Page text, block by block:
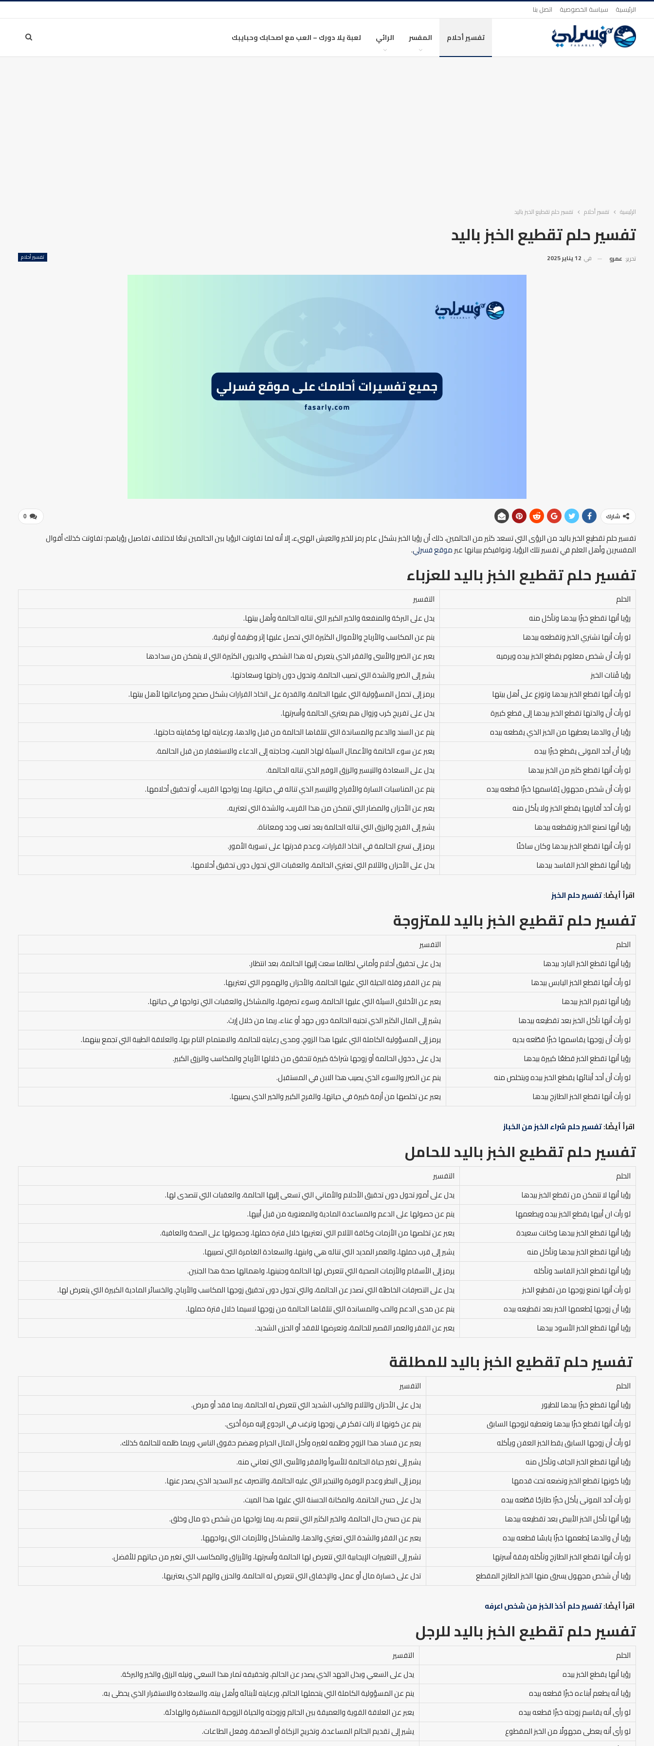
الرئيسية سياسة الخصوصية اتصل بنا
تفسير أحلام المفسر الرائي لعبة يلا دورك – العب مع اصحابك وحبايبك
الرئيسية تفسير أحلام تفسير حلم تقطيع الخبز باليد
تفسير حلم تقطيع الخبز باليد
تفسير أحلام تحرير: عمرو في 12 يناير 2025
0 شارك
تفسير حلم تقطيع الخبز باليد من الرؤى التي تسعد كثير من الحالمين، ذلك أن رؤيا الخبز بشكل عام رمز للخير والعيش الهنيء، إلا أنه لما تفاوتت الرؤيا بين الحالمين تبعًا لاختلاف تفاصيل رؤياهم؛ تفاوتت كذلك أقوال
المفسرين وأهل العلم في تفسير تلك الرؤيا، ونوافيكم ببيانها عبرموقع فسرلي.
تفسير حلم تقطيع الخبز باليدللعزباء
الحلم
التفسير
رؤيا أنها تقطع خبزًا بيدها وتأكل منه
يدل على البركة والمنفعة والخير الكبير التي تناله الحالمة وأهل بيتها.
لو رأت أنها تشتري الخبز وتقطعه بيدها
ينم عن المكاسب والأرباح والأموال الكثيرة التي تحصل عليها إثر وظيفة أو ترقية.
لو رأت أن شخص معلوم يقطع الخبز بيده ويرميه
يعبر عن الضرر والأسى والفقر الذي يتعرض له هذا الشخص، والديون الكثيرة التي لا يتمكن من سدادها
رؤيا فُتات الخبز
يشير إلى الضرر والشدة التي تصيب الحالمة، وتحول دون راحتها وسعادتها.
لو رأت أنها تقطع الخبز بيدها وتوزع على أهل بيتها
يرمز إلى تحمل المسؤولية التي عليها الحالمة، والقدرة على اتخاذ القرارات بشكل صحيح ومراعاتها لأهل بيتها.
لو رأت أن والدتها تقطع الخبز بيدها إلى قطع كبيرة
يدل على تفريج كرب وزوال هم يعتري الحالمة وأسرتها.
رؤيا أن والدها يعطيها من الخبز الذي يقطعه بيده
ينم عن السند والدعم والمساندة التي تتلقاها الحالمة من قبل والدها، ورعايته لها وكفايته حاجتها.
رؤيا أن أحد الموتى يقطع خبزًا بيده
يعبر عن سوء الخاتمة والأعمال السيئة لهاذ الميت، وحاجته إلى الدعاء والاستغفار من قبل الحالمة.
لو رأت أنها تقطع كثير من الخبز بيدها
يدل على السعادة والتيسير والرزق الوفير الذي تناله الحالمة.
لو رأت أن شخص مجهول يُقاسمها خبزًا قطعه بيده
ينم عن المناسبات السارة والأفراح والتيسير الذي تناله في حياتها، ربما زواجها القريب، أو تحقيق أحلامها.
لو رأت أحد أقاربها يقطع الخبز ولا يأكل منه
يعبر عن الأحزان والمضار التي تتمكن من هذا القريب، والشدة التي تعتريه.
رؤيا أنها تصنع الخبز وتقطعه بيدها
يشير إلى الفرح والرزق التي تناله الحالمة بعد تعب وجد ومعاناة.
لو رأت أنها تقطع الخبز بيدها وكان ساخنًا
يرمز إلى تسرع الحالمة في اتخاذ القرارات، وعدم قدرتها على تسوية الأمور.
رؤيا أنها تقطع الخبز الفاسد بيدها
يدل على الأحزان والآلام التي تعتري الحالمة، والعقبات التي تحول دون تحقيق أحلامها.
اقرأ أيضًا:تفسير حلم الخبز
تفسير حلم تقطيع الخبز باليدللمتزوجة
الحلم
التفسير
رؤيا أنها تقطع الخبز البارد بيدها
يدل على تحقيق أحلام وأماني لطالما سعت إليها الحالمة، بعد انتظار.
لو رأت أنها تقطع الخبز اليابس بيدها
ينم عن الفقر وقلة الحيلة التي عليها الحالمة، والأحزان والهموم التي تعتريها.
رؤيا أنها تفرم الخبز بيدها
يعبر عن الأخلاق السيئة التي عليها الحالمة، وسوء تصرفها، والمشاكل والعقبات التي تواجها في حياتها.
لو رأت أنها تأكل الخبز بعد تقطيعه بيدها
يشير إلى المال الكثير الذي تجنيه الحالمة دون جهد أو عناء، ربما من خلال إرث.
لو رأت أن زوجها يقاسمها خبزًا قطّعه بديه
يرمز إلى المسؤولية الكاملة التي عليها هذا الزوج، ومدى رعايته للحالمة، والاهتمام التام بها، والعلاقة الطيبة التي تجمع بينهما.
رؤيا أنها تقطع الخبز قطعًا كبيرة بيدها
يدل على دخول الحالمة أو زوجها شراكة كبيرة تتحقق من خلالها الأرباح والمكاسب والرزق الكبير.
لو رأت أن أحد أبنائها يقطع الخبز بيده ويتخلص منه
ينم عن الضرر والسوء الذي يصيب هذا الابن في المستقبل.
لو رأت أنها تقطع الخبز الطازج بيدها
يعبر عن تخلصها من أزمة كبيرة في حياتها، والفرج الكبير والخير الذي يصيبها.
اقرأ أيضًا:تفسير حلم شراء الخبز من الخباز
تفسير حلم تقطيع الخبز باليدللحامل
الحلم
التفسير
رؤيا أنها لا تتمكن من تقطع الخبز بيدها
يدل على أمور تحول دون تحقيق الأحلام والأماني التي تسعى إليها الحالمة، والعقبات التي تتصدى لها.
لو رأت ان أبيها يقطع الخبز بيده ويطعمها
ينم عن حصولها على الدعم والمساعدة المادية والمعنوية من قبل أبيها.
رؤيا أنها تقطع الخبز بيدها وكانت سعيدة
يعبر عن تخلصها من الأزمات وكافة الآلام التي تعتريها خلال فترة حملها، وحصولها على الصحة والعافية.
رؤيا أنها تقطع الخبز بيدها وتأكل منه
يشير إلى قرب حملها، والعمر المديد التي تناله هي وابنها، والسعادة الغامرة التي تصيبها.
رؤيا أنها تقطع الخبز الفاسد وتأكله
يرمز إلى الأسقام والأزمات الصحية التي تتعرض لها الحالمة وجنينها، واهمالها صحة هذا الجنين.
لو رأت أنها تمنع زوجها من تقطيع الخبز
يدل على التصرفات الخاطئة التي تصدر عن الحالمة، والتي تحول دون تحقيق زوجها المكاسب والأرباح، والخسائر المادية الكبيرة التي يتعرض لها.
رؤيا أن زوجها يُطعمها الخبز بعد تقطيعه بيده
ينم عن مدى الدعم والحب والمساندة التي تتلقاها الحالمة من زوجها لاسيما خلال فترة حملها.
رؤيا أنها تقطع الخبز الأسود بيدها
يعبر عن الفقر والعمر القصير للحالمة، وتعرضها للفقد أو الحزن الشديد.
تفسير حلم تقطيع الخبز باليدللمطلقة
الحلم
التفسير
رؤيا أنها تقطع خبزًا بيدها للطيور
يدل على الأحزان والآلام والكرب الشديد التي تتعرض له الحالمة، ربما فقد أو مرض.
لو رأت أنها تقطع خبزًا بيدها وتعطيه لزوجها السابق
ينم عن كونها لا زالت تفكر في زوجها وترغب في الرجوع إليه مرة أخرى.
لو رأت أن زوجها السابق يقط الخبز العفن ويأكله
يعبر عن فساد هذا الزوج وظلمه لغيره وأكل المال الحرام وهضم حقوق الناس، وربما ظلمه للحالمة كذلك.
رؤيا أنها تقطع الخبز الجاف وتأكل منه
يشير إلى تغير حياة الحالمة للأسوأ والفقر والأسى التي تعاني منه.
رؤيا كونها تقطع الخبز وتضعه تحت قدمها
يرمز إلى البطر وعدم الوفرة والتبذير التي عليه الحالمة، والتصرف غير السديد الذي يصدر عنها.
لو رأت أحد الموتى يأكل خبزًا طازجًا قطّعه بيده
يدل على حسن الخاتمة، والمكانة الحسنة التي عليها هذا الميت.
رؤيا أنها تأكل الخبز الأبيض بعد تقطيعه بيدها
ينم عن حسن حال الحالمة، والخير الكثير التي تنعم به، ربما زواجها من شخص ذو مال وخلق.
رؤيا أن والدها يُطعمها خبزًا يابسًا قطعه بيده
يعبر عن الفقر والشدة التي تعتري والدها، والمشاكل والأزمات التي يواجهها.
لو رأت أنها تقطع الخبز الطازج وتأكله رفقة أسرتها
تشير إلى التغييرات الإيجابية التي تتعرض لها الحالمة وأسرتها، والأرزاق والمكاسب التي تغير من حياتهم للأفضل.
رؤيا أن شخص مجهول يسرق منها الخبز الطازج المقطع
تدل على خسارة مال أو عمل، والإخفاق التي تتعرض له الحالمة، والحزن والهم الذي يعتريها.
اقرأ أيضًا:تفسير حلم أخذ الخبز من شخص اعرفه
تفسير حلم تقطيع الخبز باليدللرجل
الحلم
التفسير
رؤيا أنها يقطع الخبز بيده
يدل على السعي وبذل الجهد الذي يصدر عن الحالم، وتحقيقه ثمار هذا السعي ونيله الرزق والخير والبركة.
رؤيا أنه يطعم أبناءه خبزًا قطعه بيده
ينم عن المسؤولية الكاملة التي يتحملها الحالم، ورعايته لأبنائه وأهل بيته، والسعادة والاستقرار الذي يحظى به.
لو رأى أنه يقاسم زوجته خبزًا قطعه بيده
يعبر عن العلاقة القوية والعميقة بين الحالم وزوجته والحياة الزوجية المستقرة والهادئة.
لو رأى أنه يعطى مجهولًا من الخبز المقطوع
يشير إلى تقديم الحالم المساعدة، وتخريج الزكاة أو الصدقة، وفعل الطاعات.